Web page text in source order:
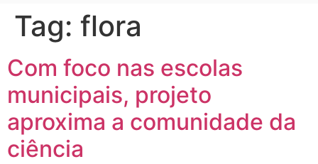
Tag: flora
Com foco nas escolas
municipais, projeto
aproxima a comunidade da
ciência